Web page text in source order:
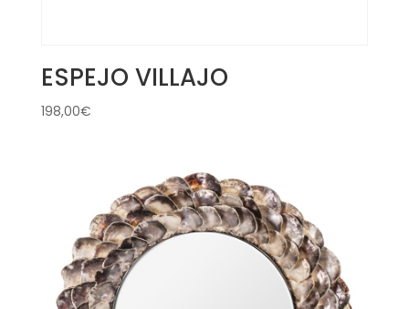
ESPEJO VILLAJO
198,00€